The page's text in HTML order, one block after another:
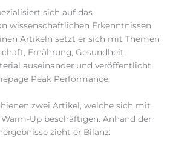
sich auf das
wissenschaftlichen Erkenntnissen
Artikeln setzt er sich mit Themen
Ernährung, Gesundheit,
auseinander und veröffentlicht
Peak Performance.
zwei Artikel, welche sich mit
Up beschäftigen. Anhand der
zieht er Bilanz: